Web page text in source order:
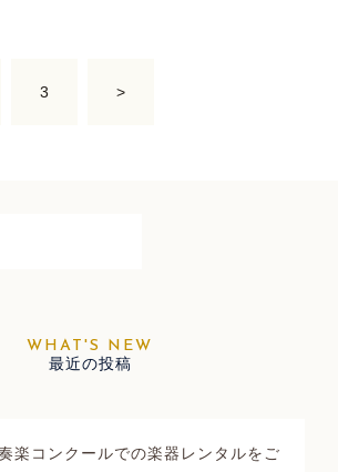
3 >
最近の投稿
楽コンクールでの楽器レンタルをご